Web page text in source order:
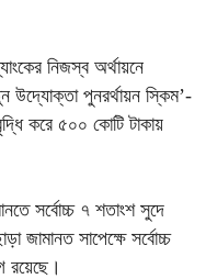
নিজস্ব অর্থায়নে
উদ্যোক্তা পুনরর্থায়ন স্কিম’-
করে ৫০০ কোটি টাকায়
সর্বোচ্চ ৭ শতাংশ সুদে
জামানত সাপেক্ষে সর্বোচ্চ
রয়েছে।